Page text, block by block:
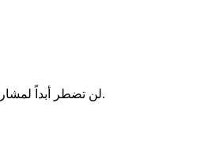
لن تضطر أبداً لمشاركة بياناتك الشخصية أو إنشاء حساب. فقط الصق الرابط وابدأ التحميل.